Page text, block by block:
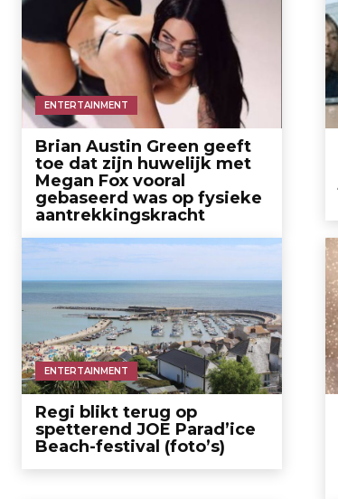
ENTERTAINMENT
Brian Austin Green geeft
toe dat zijn huwelijk met
Megan Fox vooral
gebaseerd was op fysieke
aantrekkingskracht
ENTERTAINMENT
Regi blikt terug op
spetterend JOE Parad’ice
Beach-festival (foto’s)